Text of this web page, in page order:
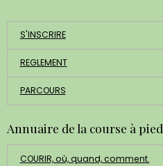
S'INSCRIRE
REGLEMENT
PARCOURS
Annuaire de la course à pied
COURIR, où, quand, comment.